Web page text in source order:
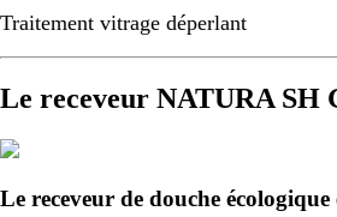
Traitement vitrage déperlant
Le receveur NATURA SH
Le receveur de douche écologique